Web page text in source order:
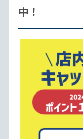
中！